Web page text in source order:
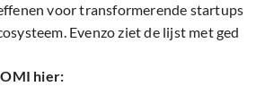
voor transformerende startups
Evenzo ziet de lijst met ged
hier: